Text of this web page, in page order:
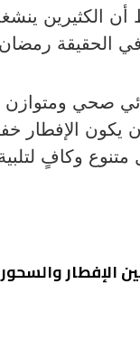
الكثيرين
في الحقيقة
صحي ومتوازن
يكون الإفطار
متنوع وكافٍ
الإفطار